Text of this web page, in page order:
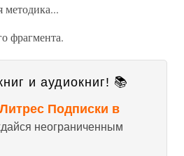
методика...
фрагмента.
и аудиокниг! 📚
Подписки в
неограниченным